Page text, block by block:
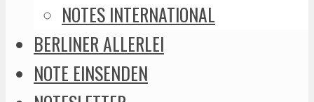
NOTES INTERNATIONAL
BERLINER ALLERLEI
NOTE EINSENDEN